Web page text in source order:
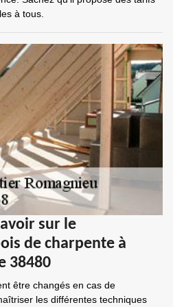
à tous.
sur le
de charpente à
38480
être changés en cas de
les différentes techniques